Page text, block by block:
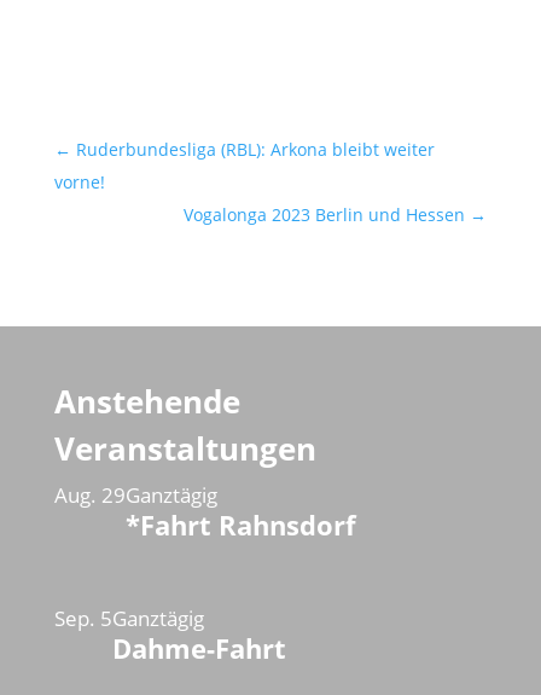
← Ruderbundesliga (RBL): Arkona bleibt weiter
vorne!
Vogalonga 2023 Berlin und Hessen →
Anstehende
Veranstaltungen
Aug. 29Ganztägig
*Fahrt Rahnsdorf
Sep. 5Ganztägig
Dahme-Fahrt